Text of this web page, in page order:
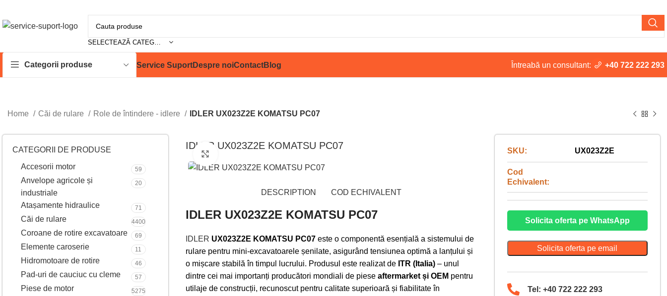
Categorii produse Service SuportDespre noiContactBlog Întreabă un consultant: +40 722 222 293
Home Căi de rulare Role de întindere - idlere IDLER UX023Z2E KOMATSU PC07
CATEGORII DE PRODUSE
Accesorii motor
59
Anvelope agricole și
industriale
20
Atașamente hidraulice 71
Căi de rulare 4400
Coroane de rotire excavatoare 69
Elemente caroserie 11
Hidromotoare de rotire 46
Pad-uri de cauciuc cu cleme 57
Piese de motor 5275
IDLER UX023Z2E KOMATSU PC07
DESCRIPTION COD ECHIVALENT
IDLER UX023Z2E KOMATSU PC07
IDLER UX023Z2E KOMATSU PC07este o componentă esențială a sistemului de
rulare pentru mini-excavatoarele șenilate, asigurând tensiunea optimă a lanțului și
o mișcare stabilă în timpul lucrului. Produsul este realizat de ITR (Italia)– unul
dintre cei mai importanți producători mondiali de piese aftermarket și OEM pentru
utilaje de construcții, recunoscut pentru calitate superioară și fiabilitate în
SKU: UX023Z2E
Cod
Echivalent:
Solicita oferta pe WhatsApp
Solicita oferta pe email
Tel: +40 722 222 293